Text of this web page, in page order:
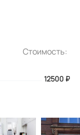
Стоимость:
12500 ₽